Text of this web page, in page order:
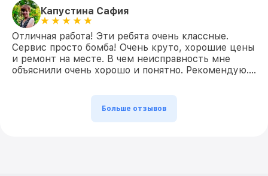
Капустина Сафия
Отличная работа! Эти ребята очень классные.
Сервис просто бомба! Очень круто, хорошие цены
и ремонт на месте. В чем неисправность мне
объяснили очень хорошо и понятно. Рекомендую….
Больше отзывов